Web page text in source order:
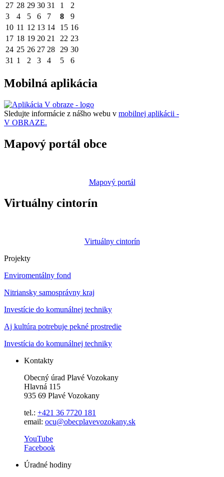
27 28 29 30 31 1
2
3
4 5 6 7 8
9
10 11 12 13 14 15 16
17 18 19 20 21 22 23
24 25 26 27 28 29 30
31 1 2 3 4 5 6
Mobilná aplikácia
Sledujte informácie z nášho webu v mobilnej aplikácii -
V OBRAZE.
Mapový portál obce
Mapový portál
Virtuálny cintorín
Virtuálny cintorín
Projekty
Enviromentálny fond
Nitriansky samosprávny kraj
Investície do komunálnej techniky
Aj kultúra potrebuje pekné prostredie
Investícia do komunálnej techniky
Kontakty
Obecný úrad Plavé Vozokany
Hlavná 115
935 69 Plavé Vozokany
tel.: +421 36 7720 181
email: ocu@obecplavevozokany.sk
YouTube
Facebook
Úradné hodiny